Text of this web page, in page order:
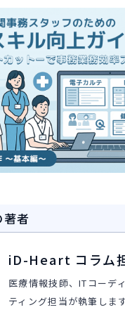
お問い合わせ・資料
著者
iD-Heart コラム
医療情報技師、ITコーデ
ティング担当が執筆します